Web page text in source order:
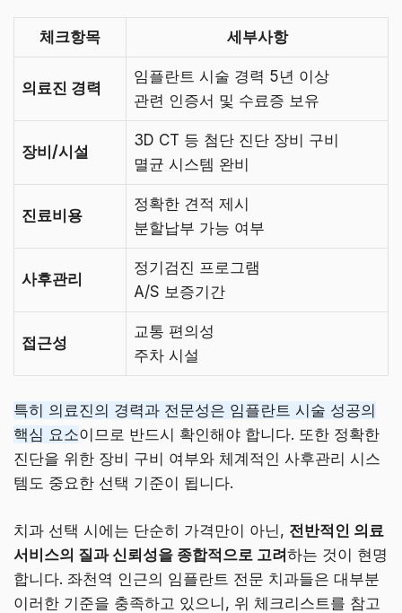
체크항목 세부사항
의료진 경력
임플란트 시술 경력 5년 이상
관련 인증서 및 수료증 보유
장비/시설
3D CT 등 첨단 진단 장비 구비
멸균 시스템 완비
진료비용
정확한 견적 제시
분할납부 가능 여부
사후관리
정기검진 프로그램
A/S 보증기간
접근성
교통 편의성
주차 시설
특히 의료진의 경력과 전문성은 임플란트 시술 성공의
핵심 요소이므로 반드시 확인해야 합니다. 또한 정확한
진단을 위한 장비 구비 여부와 체계적인 사후관리 시스
템도 중요한 선택 기준이 됩니다.
치과 선택 시에는 단순히 가격만이 아닌, 전반적인 의료
서비스의 질과 신뢰성을 종합적으로 고려하는 것이 현명
합니다. 좌천역 인근의 임플란트 전문 치과들은 대부분
이러한 기준을 충족하고 있으니, 위 체크리스트를 참고